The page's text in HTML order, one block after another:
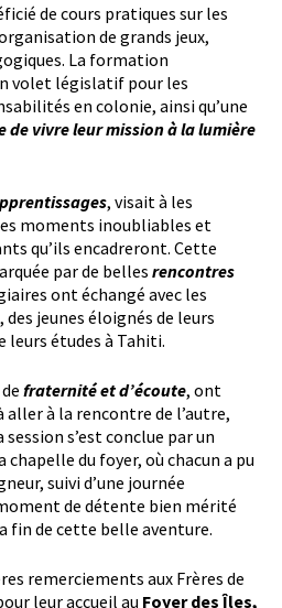
de cours pratiques sur les
de grands jeux,
La formation
volet législatif pour les
en colonie, ainsi qu’une
de vivre leur mission à la lumière
, visait à les
moments inoubliables et
qu’ils encadreront. Cette
par de belles rencontres
ont échangé avec les
jeunes éloignés de leurs
leurs études à Tahiti.
fraternité et d’écoute, ont
aller à la rencontre de l’autre,
s’est conclue par un
chapelle du foyer, où chacun a pu
suivi d’une journée
de détente bien mérité
fin de cette belle aventure.
remerciements aux Frères de
leur accueil au Foyer des Îles,